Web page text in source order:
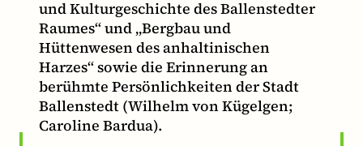
und Kulturgeschichte des Ballenstedter
Raumes“ und „Bergbau und
Hüttenwesen des anhaltinischen
Harzes“ sowie die Erinnerung an
berühmte Persönlichkeiten der Stadt
Ballenstedt (Wilhelm von Kügelgen;
Caroline Bardua).